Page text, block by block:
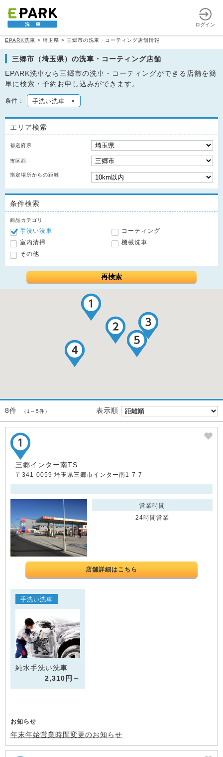
ログイン
EPARK洗車 > 埼玉県 > 三郷市の洗車・コーティング店舗情報
三郷市（埼玉県）の洗車・コーティング店舗
EPARK洗車なら三郷市の洗車・コーティングができる店舗を簡
単に検索・予約お申し込みができます。
条件： 手洗い洗車 ×
エリア検索
都道府県
市区郡
指定場所からの距離
条件検索
商品カテゴリ
手洗い洗車
コーティング
室内清掃
機械洗車
その他
再検索
8件 （1～5件） 表示順
三郷インター南TS
〒341-0059 埼玉県三郷市インター南1-7-7
営業時間
24時間営業
店舗詳細はこちら
手洗い洗車
純水手洗い洗車
2,310円～
お知らせ
年末年始営業時間変更のお知らせ